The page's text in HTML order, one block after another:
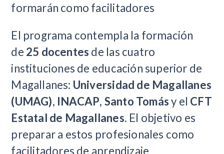
formarán como facilitadores
El programa contempla la formación
de 25 docentes de las cuatro
instituciones de educación superior de
Magallanes: Universidad de Magallanes
(UMAG), INACAP, Santo Tomásy el CFT
Estatal de Magallanes. El objetivo es
preparar a estos profesionales como
facilitadores de aprendizaje